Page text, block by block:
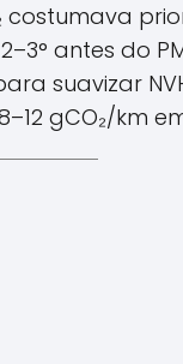
antes do
suavizar
gCO₂/km